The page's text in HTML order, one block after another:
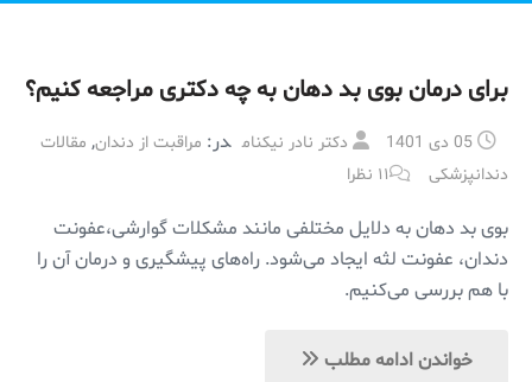
برای درمان بوی بد دهان به چه دکتری مراجعه کنیم؟
05 دی 1401 دکتر نادر نیکنام در: مراقبت از دندان, مقالات
دندانپزشکی
۱۱ نظرا
بوی بد دهان به دلایل مختلفی مانند مشکلات گوارشی،عفونت
دندان، عفونت لثه ایجاد می‌شود. راه‌های پیشگیری و درمان آن را
با هم بررسی می‌کنیم.
خواندن ادامه مطلب